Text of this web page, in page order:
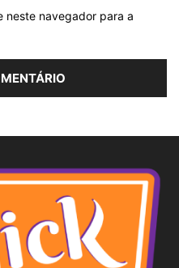
neste navegador para a